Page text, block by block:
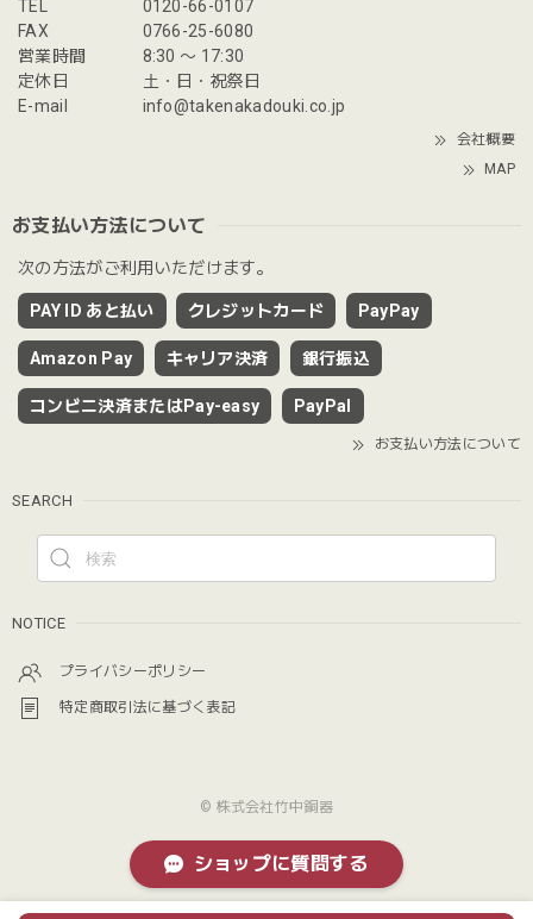
TEL
0120-66-0107
FAX
0766-25-6080
営業時間
8:30 〜 17:30
定休日
土・日・祝祭日
E-mail
info@takenakadouki.co.jp
会社概要
MAP
お支払い方法について
次の方法がご利用いただけます。
PAY ID あと払い クレジットカード PayPay
Amazon Pay キャリア決済 銀行振込
コンビニ決済またはPay-easy PayPal
お支払い方法について
SEARCH
NOTICE
プライバシーポリシー
特定商取引法に基づく表記
© 株式会社竹中銅器
ショップに質問する